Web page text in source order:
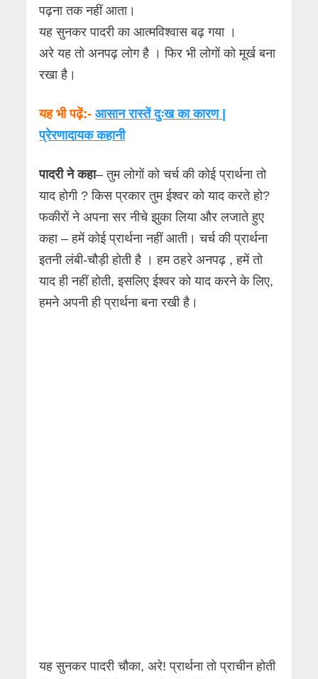
पढ़ना तक नहीं आता।
यह सुनकर पादरी का आत्मविश्वास बढ़ गया ।
अरे यह तो अनपढ़ लोग है । फिर भी लोगों को मूर्ख बना
रखा है।
यह भी पढ़ें:-आसान रास्तें दुःख का कारण |
प्रेरणादायक कहानी
पादरी ने कहा– तुम लोगों को चर्च की कोई प्रार्थना तो
याद होगी ? किस प्रकार तुम ईश्वर को याद करते हो?
फकीरों ने अपना सर नीचे झुका लिया और लजाते हुए
कहा – हमें कोई प्रार्थना नहीं आती। चर्च की प्रार्थना
इतनी लंबी-चौड़ी होती है । हम ठहरे अनपढ़ , हमें तो
याद ही नहीं होती, इसलिए ईश्वर को याद करने के लिए,
हमने अपनी ही प्रार्थना बना रखी है।
यह सुनकर पादरी चौका, अरे! प्रार्थना तो प्राचीन होती